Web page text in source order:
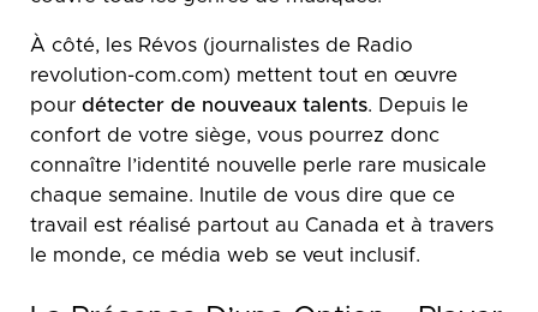
À côté, les Révos (journalistes de Radio
revolution-com.com) mettent tout en œuvre
pour détecter de nouveaux talents. Depuis le
confort de votre siège, vous pourrez donc
connaître l’identité nouvelle perle rare musicale
chaque semaine. Inutile de vous dire que ce
travail est réalisé partout au Canada et à travers
le monde, ce média web se veut inclusif.